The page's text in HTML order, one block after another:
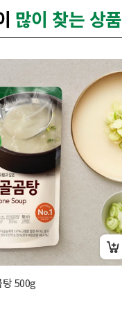
많이 찾는 상품
500g